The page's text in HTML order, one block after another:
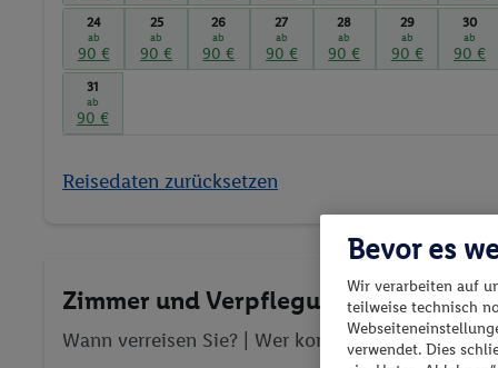
24
ab
90 €
25
ab
90 €
26
ab
90 €
27
ab
90 €
28
ab
90 €
29
ab
90 €
30
ab
90 €
31
ab
90 €
Reisedaten zurücksetzen
Zimmer und Verpflegung wählen
Wann verreisen Sie? | Wer kommt mit?| Wo geht
Bevor es
Wir verarbeiten auf
teilweise technisch
verwendet. Dies